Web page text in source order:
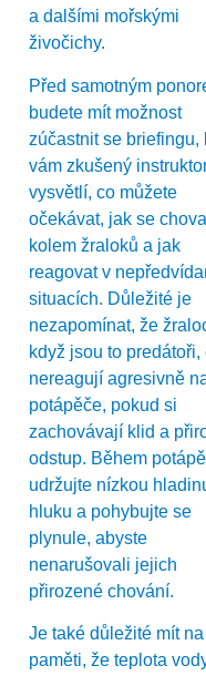
a dalšími mořskými
živočichy.
Před samotným
budete mít možnost
zúčastnit se briefingu,
vám zkušený
vysvětlí, co můžete
očekávat, jak se
kolem žraloků a jak
reagovat v
situacích. Důležité je
nezapomínat, že
když jsou to predátoři,
nereagují agresivně
potápěče, pokud si
zachovávají klid a
odstup. Během
udržujte nízkou
hluku a pohybujte se
plynule, abyste
nenarušovali jejich
přirozené chování.
Je také důležité mít na
paměti, že teplota